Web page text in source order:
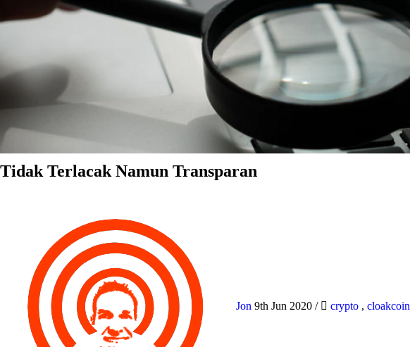
Tidak Terlacak Namun Transparan
Jon 9th Jun 2020 / crypto , cloakcoin